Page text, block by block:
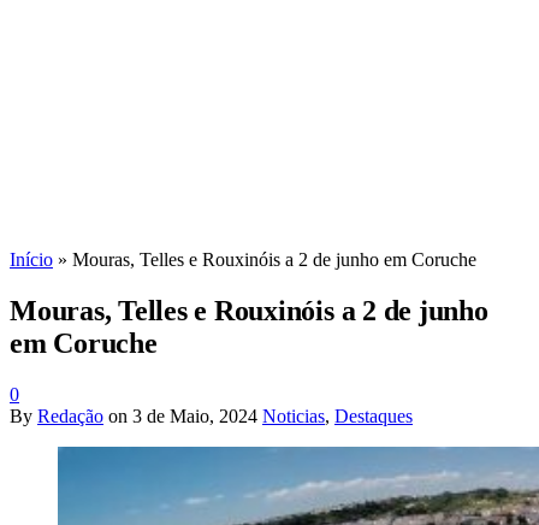
Início » Mouras, Telles e Rouxinóis a 2 de junho em Coruche
Mouras, Telles e Rouxinóis a 2 de junho
em Coruche
0
By Redação on 3 de Maio, 2024 Noticias, Destaques